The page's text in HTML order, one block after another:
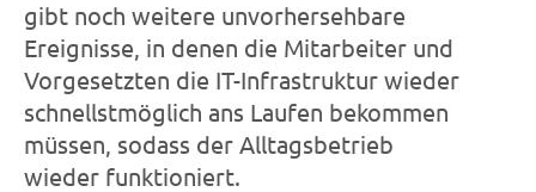
gibt noch weitere unvorhersehbare
Ereignisse, in denen die Mitarbeiter und
Vorgesetzten die IT-Infrastruktur wieder
schnellstmöglich ans Laufen bekommen
müssen, sodass der Alltagsbetrieb
wieder funktioniert.